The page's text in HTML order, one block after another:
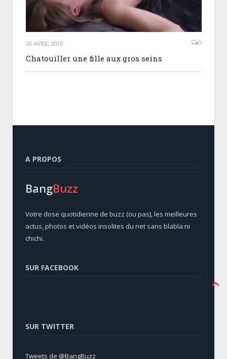
26 AVRIL 2015 0
Chatouiller une fille aux gros seins
A PROPOS
BangBuzz
Votre dose quotidienne de buzz (ou pas), les meilleures
actus, photos et vidéos insolites du net sans blabla ni
chichi.
SUR FACEBOOK
SUR TWITTER
Tweets de @BangBuzz